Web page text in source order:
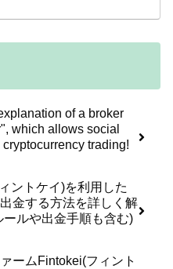
of a broker
which allows social
trading!
ントケイ)を利用した
金する方法を詳しく解
ールや出金手順も含む)
ームFintokei(フィント